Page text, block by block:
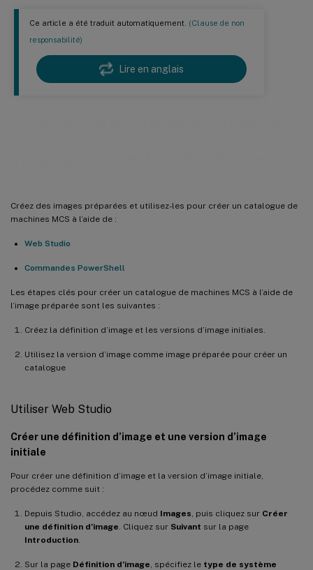
Ce article a été traduit automatiquement. (Clause de non
responsabilité)
Lire en anglais
Créez des images préparées et utilisez-les pour créer un catalogue de
machines MCS à l’aide de :
Web Studio
Commandes PowerShell
Les étapes clés pour créer un catalogue de machines MCS à l’aide de
l’image préparée sont les suivantes :
Créez la définition d’image et les versions d’image initiales.
Utilisez la version d’image comme image préparée pour créer un
catalogue
Utiliser Web Studio
Créer une définition d’image et une version d’image
initiale
Pour créer une définition d’image et la version d’image initiale,
procédez comme suit :
Depuis Studio, accédez au nœud Images , puis cliquez sur Créer
une définition d’image . Cliquez sur Suivant sur la page
Introduction
Sur la page Définition d’image , spécifiez le type de système